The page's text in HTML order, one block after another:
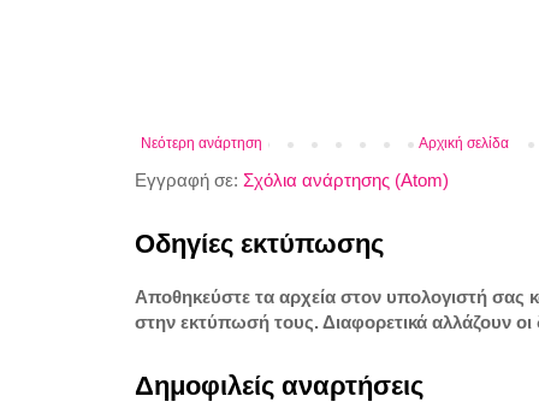
Νεότερη ανάρτηση Αρχική σελίδα
Εγγραφή σε: Σχόλια ανάρτησης (Atom)
Οδηγίες εκτύπωσης
Αποθηκεύστε τα αρχεία στον υπολογιστή σας
στην εκτύπωσή τους. Διαφορετικά αλλάζουν οι
Δημοφιλείς αναρτήσεις